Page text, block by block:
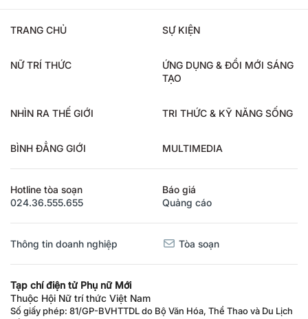
TRANG CHỦ SỰ KIỆN
NỮ TRÍ THỨC
ỨNG DỤNG & ĐỔI MỚI SÁNG
TẠO
NHÌN RA THẾ GIỚI TRI THỨC & KỸ NĂNG SỐNG
BÌNH ĐẲNG GIỚI MULTIMEDIA
Hotline tòa soạn
024.36.555.655
Báo giá
Quảng cáo
Thông tin doanh nghiệp Tòa soạn
Tạp chí điện tử Phụ nữ Mới
Thuộc Hội Nữ trí thức Việt Nam
Số giấy phép: 81/GP-BVHTTDL do Bộ Văn Hóa, Thể Thao và Du Lịch